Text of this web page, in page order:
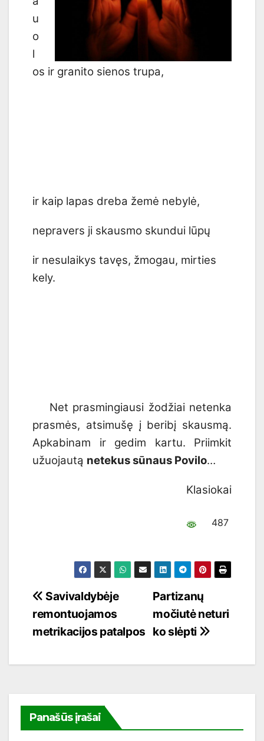
u
o
l
os ir granito sienos trupa,
ir kaip lapas dreba žemė nebylė,
nepravers ji skausmo skundui lūpų
ir nesulaikys tavęs, žmogau, mirties
kely.
Net prasmingiausi žodžiai netenka
prasmės, atsimušę į beribį skausmą.
Apkabinam ir gedim kartu. Priimkit
užuojautą netekus sūnaus Povilo…
Klasiokai
487
Navigacija
tarp
įrašų
Partizanų
močiutė neturi
ko slėpti
Savivaldybėje
remontuojamos
metrikacijos patalpos
Panašūs įrašai